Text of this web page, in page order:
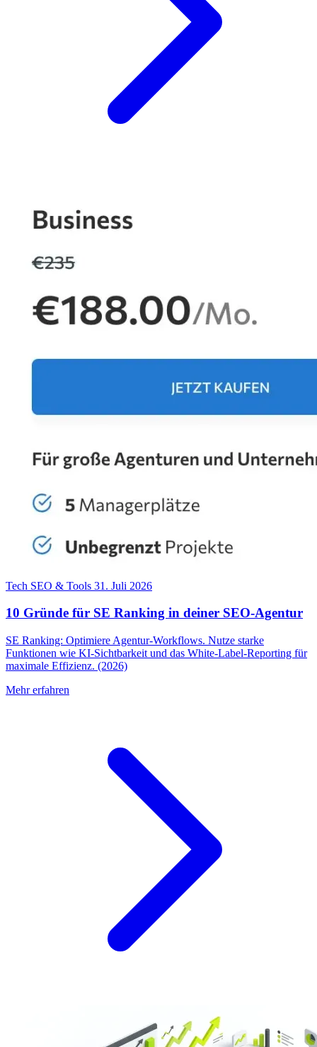
Tech SEO & Tools 31. Juli 2026
10 Gründe für SE Ranking in deiner SEO-Agentur
SE Ranking: Optimiere Agentur-Workflows. Nutze starke
Funktionen wie KI-Sichtbarkeit und das White-Label-Reporting für
maximale Effizienz. (2026)
Mehr erfahren